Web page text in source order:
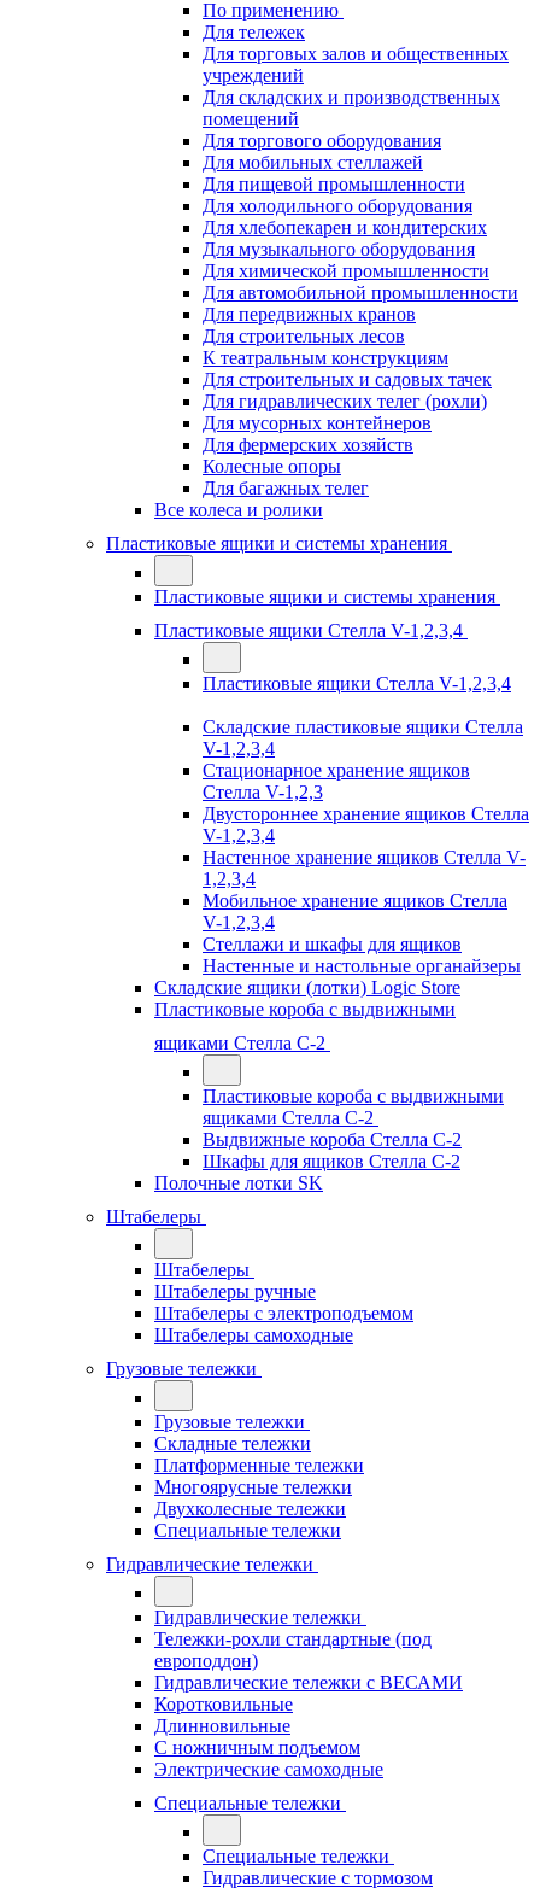
По применению
Для тележек
Для торговых залов и общественных
учреждений
Для складских и производственных
помещений
Для торгового оборудования
Для мобильных стеллажей
Для пищевой промышленности
Для холодильного оборудования
Для хлебопекарен и кондитерских
Для музыкального оборудования
Для химической промышленности
Для автомобильной промышленности
Для передвижных кранов
Для строительных лесов
К театральным конструкциям
Для строительных и садовых тачек
Для гидравлических телег (рохли)
Для мусорных контейнеров
Для фермерских хозяйств
Колесные опоры
Для багажных телег
Все колеса и ролики
Пластиковые ящики и системы хранения
Пластиковые ящики и системы хранения
Пластиковые ящики Стелла V-1,2,3,4
Пластиковые ящики Стелла V-1,2,3,4
Складские пластиковые ящики Стелла
V-1,2,3,4
Стационарное хранение ящиков
Стелла V-1,2,3
Двустороннее хранение ящиков Стелла
V-1,2,3,4
Настенное хранение ящиков Стелла V-
1,2,3,4
Мобильное хранение ящиков Стелла
V-1,2,3,4
Стеллажи и шкафы для ящиков
Настенные и настольные органайзеры
Складские ящики (лотки) Logiс Store
Пластиковые короба с выдвижными
ящиками Стелла С-2
Пластиковые короба с выдвижными
ящиками Стелла С-2
Выдвижные короба Стелла С-2
Шкафы для ящиков Стелла С-2
Полочные лотки SK
Штабелеры
Штабелеры
Штабелеры ручные
Штабелеры с электроподъемом
Штабелеры самоходные
Грузовые тележки
Грузовые тележки
Складные тележки
Платформенные тележки
Многоярусные тележки
Двухколесные тележки
Специальные тележки
Гидравлические тележки
Гидравлические тележки
Тележки-рохли стандартные (под
европоддон)
Гидравлические тележки с ВЕСАМИ
Коротковильные
Длинновильные
С ножничным подъемом
Электрические самоходные
Специальные тележки
Специальные тележки
Гидравлические с тормозом